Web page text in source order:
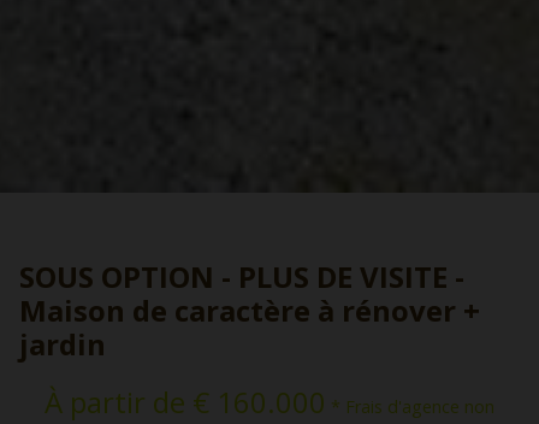
SOUS OPTION - PLUS DE VISITE -
Maison de caractère à rénover +
jardin
À partir de € 160.000 * Frais d'agence non